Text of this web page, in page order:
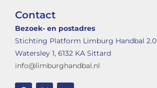
Contact
Bezoek- en postadres
Stichting Platform Limburg Handbal 2.0
Watersley 1, 6132 KA Sittard
info@limburghandbal.nl